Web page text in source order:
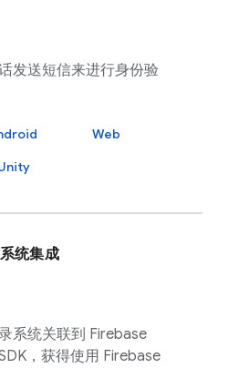
发送短信来进行身份验
Web
统集成
系统关联到 Firebase
，获得使用 Firebase